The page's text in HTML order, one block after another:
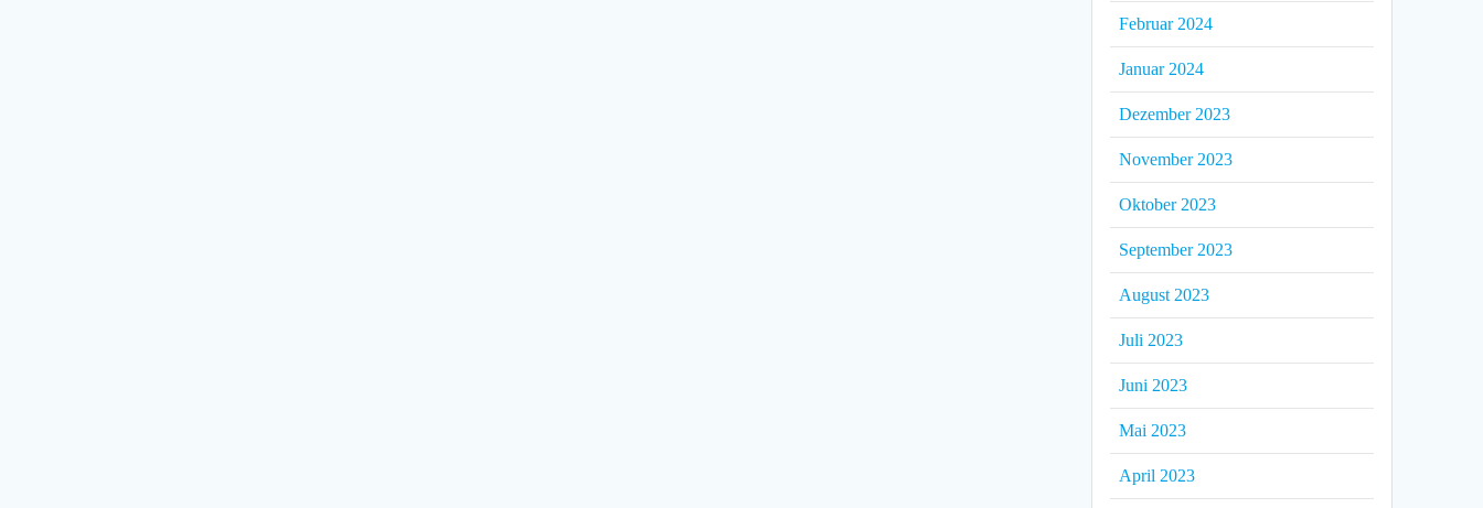
Februar 2024
Januar 2024
Dezember 2023
November 2023
Oktober 2023
September 2023
August 2023
Juli 2023
Juni 2023
Mai 2023
April 2023